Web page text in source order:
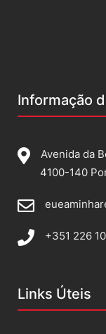
Informação
Avenida da
4100-140
+351 226
Links Úteis